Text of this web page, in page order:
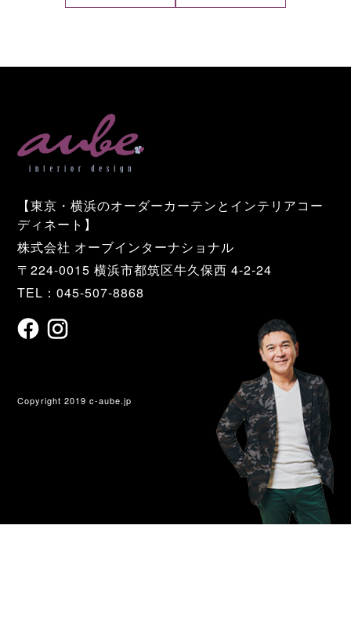
【東京・横浜のオーダーカーテンとインテリアコー
ディネート】
株式会社 オーブインターナショナル
〒224-0015 横浜市都筑区牛久保西 4-2-24
TEL：045-507-8868
Copyright 2019 c-aube.jp